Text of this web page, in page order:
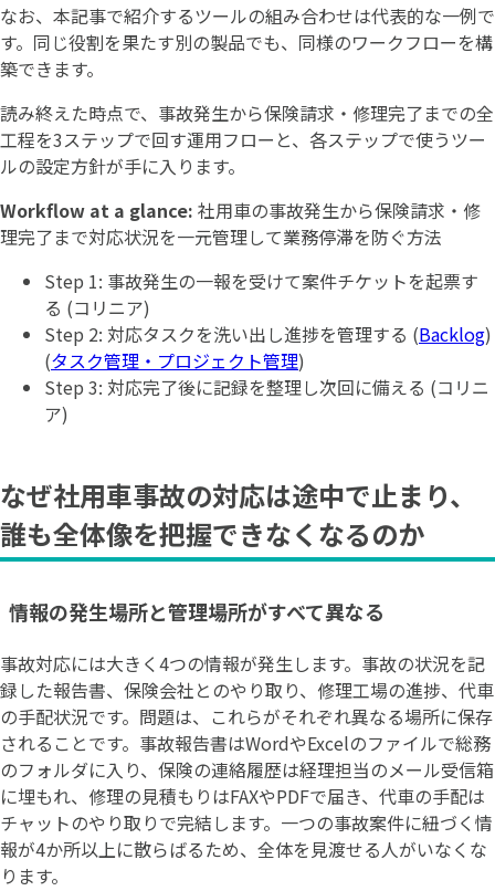
なお、本記事で紹介するツールの組み合わせは代表的な一例で
す。同じ役割を果たす別の製品でも、同様のワークフローを構
築できます。
読み終えた時点で、事故発生から保険請求・修理完了までの全
工程を3ステップで回す運用フローと、各ステップで使うツー
ルの設定方針が手に入ります。
Workflow at a glance: 社用車の事故発生から保険請求・修
理完了まで対応状況を一元管理して業務停滞を防ぐ方法
Step 1: 事故発生の一報を受けて案件チケットを起票す
る (コリニア)
Step 2: 対応タスクを洗い出し進捗を管理する (Backlog)
(タスク管理・プロジェクト管理)
Step 3: 対応完了後に記録を整理し次回に備える (コリニ
ア)
なぜ社用車事故の対応は途中で止まり、
誰も全体像を把握できなくなるのか
情報の発生場所と管理場所がすべて異なる
事故対応には大きく4つの情報が発生します。事故の状況を記
録した報告書、保険会社とのやり取り、修理工場の進捗、代車
の手配状況です。問題は、これらがそれぞれ異なる場所に保存
されることです。事故報告書はWordやExcelのファイルで総務
のフォルダに入り、保険の連絡履歴は経理担当のメール受信箱
に埋もれ、修理の見積もりはFAXやPDFで届き、代車の手配は
チャットのやり取りで完結します。一つの事故案件に紐づく情
報が4か所以上に散らばるため、全体を見渡せる人がいなくな
ります。